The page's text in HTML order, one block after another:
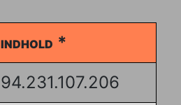
INDHOLD
94.231.107.206